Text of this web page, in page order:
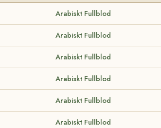
Arabiskt Fullblod
Arabiskt Fullblod
Arabiskt Fullblod
Arabiskt Fullblod
Arabiskt Fullblod
Arabiskt Fullblod